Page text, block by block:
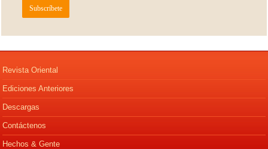
Revista Oriental
Ediciones Anteriores
Descargas
Contáctenos
Hechos & Gente